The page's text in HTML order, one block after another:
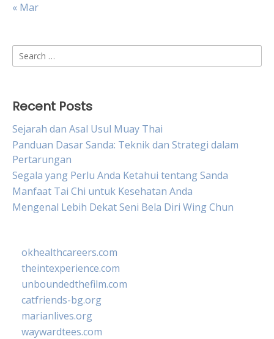
« Mar
Search
for:
Recent Posts
Sejarah dan Asal Usul Muay Thai
Panduan Dasar Sanda: Teknik dan Strategi dalam
Pertarungan
Segala yang Perlu Anda Ketahui tentang Sanda
Manfaat Tai Chi untuk Kesehatan Anda
Mengenal Lebih Dekat Seni Bela Diri Wing Chun
okhealthcareers.com
theintexperience.com
unboundedthefilm.com
catfriends-bg.org
marianlives.org
waywardtees.com